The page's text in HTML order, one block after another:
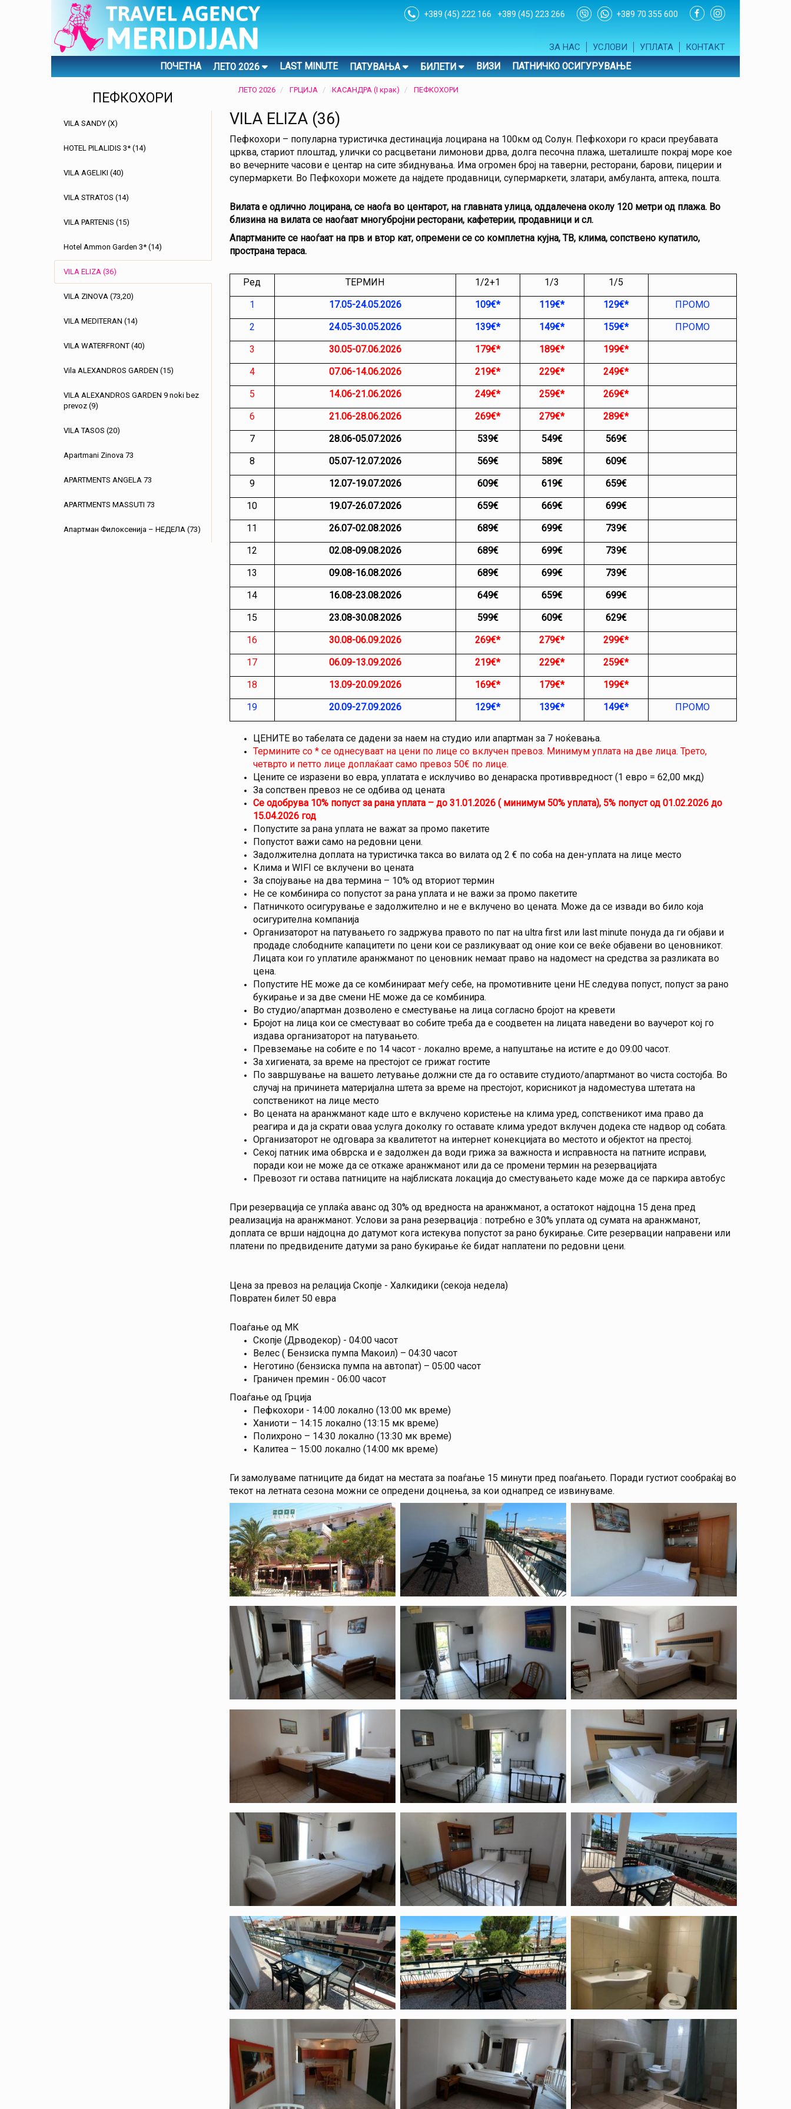
+389 (45) 222 166 +389 (45) 223 266 +389 70 355 600
ЗА НАС УСЛОВИ УПЛАТА
КОНТАКТ
ПОЧЕТНА
ЛЕТО 2026 LAST MINUTE ПАТУВАЊА БИЛЕТИ ВИЗИ ПАТНИЧКО ОСИГУРУВАЊЕ
ПЕФКОХОРИ
VILA SANDY (X)
HOTEL PILALIDIS 3* (14)
VILA AGELIKI (40)
VILA STRATOS (14)
VILA PARTENIS (15)
Hotel Ammon Garden 3* (14)
VILA ELIZA (36)
VILA ZINOVA (73,20)
VILA MEDITERAN (14)
VILA WATERFRONT (40)
Vila ALEXANDROS GARDEN (15)
VILA ALEXANDROS GARDEN 9 noki bez
prevoz (9)
VILA TASOS (20)
Apartmani Zinova 73
APARTMENTS ANGELA 73
APARTMENTS MASSUTI 73
Апартман Филоксенија – НЕДЕЛА (73)
ЛЕТО 2026 ГРЦИЈА КАСАНДРА (I крак) ПЕФКОХОРИ
VILA ELIZA (36)
Пефкохори – популарна туристичка дестинација лоцирана на 100км од Солун. Пефкохори го краси преубавата
црква, стариот плоштад, улички со расцветани лимонови дрва, долга песочна плажа, шеталиште покрај море кое
во вечерните часови е центар на сите збиднувања. Има огромен број на таверни, ресторани, барови, пицерии и
супермаркети. Во Пефкохори можете да најдете продавници, супермаркети, златари, амбуланта, аптека, пошта.
Вилата е одлично лоцирана, се наоѓа во центарот, на главната улица, оддалечена околу 120 метри од плажа. Во
близина на вилата се наоѓаат многубројни ресторани, кафетерии, продавници и сл.
Апартманите се наоѓаат на прв и втор кат, опремени се со комплетна кујна, ТВ, клима, сопствено купатило,
пространа тераса.
Ред ТЕРМИН 1/2+1 1/3
1/5
1
17.05-24.05.2026 109€* 119€* 129€*
ПРОМО
2
24.05-30.05.2026 139€* 149€* 159€*
ПРОМО
3
30.05-07.06.2026 179€* 189€*
199€*
4
07.06-14.06.2026 219€* 229€*
249€*
5
14.06-21.06.2026 249€* 259€*
269€*
6
21.06-28.06.2026 269€* 279€*
289€*
7
28.06-05.07.2026 539€ 549€ 569€
8
05.07-12.07.2026 569€ 589€
609€
9
12.07-19.07.2026 609€ 619€
659€
10
19.07-26.07.2026 659€ 669€
699€
11
26.07-02.08.2026 689€ 699€
739€
12
02.08-09.08.2026 689€ 699€
739€
13
09.08-16.08.2026 689€ 699€
739€
14
16.08-23.08.2026 649€ 659€
699€
15
23.08-30.08.2026 599€ 609€
629€
16
30.08-06.09.2026 269€* 279€* 299€*
17
06.09-13.09.2026 219€* 229€*
259€*
18
13.09-20.09.2026 169€* 179€*
199€*
19
20.09-27.09.2026 129€* 139€* 149€* ПРОМО
ЦЕНИТЕ во табелата се дадени за наем на студио или апартман за 7 ноќевања.
Термините со * се однесуваат на цени по лице со вклучен превоз. Минимум уплата на две лица. Трето,
четврто и петто лице доплаќаат само превоз 50€ по лице.
Цените се изразени во евра, уплатата е исклучиво во денараска противвредност (1 евро = 62,00 мкд)
За сопствен превоз не се одбива од цената
Се одобрува 10% попуст за рана уплата – до 31.01.2026 ( минимум 50% уплата), 5% попуст од 01.02.2026 до
15.04.2026 год
Попустите за рана уплата не важат за промо пакетите
Попустот важи само на редовни цени.
Задолжителна доплата на туристичка такса во вилата од 2 € по соба на ден-уплата на лице место
Клима и WIFI се вклучени во цената
За спојување на два термина – 10% од вториот термин
Не се комбинира со попустот за рана уплата и не важи за промо пакетите
Патничкото осигурување е задолжително и не е вклучено во цената. Може да се извади во било која
осигурителна компанија
Организаторот на патувањето го задржува правото по пат на ultra first или last minute понуда да ги објави и
продаде слободните капацитети по цени кои се разликуваат од оние кои се веќе објавени во ценовникот.
Лицата кои го уплатиле аранжманот по ценовник немаат право на надомест на средства за разликата во
цена.
Попустите НЕ можe да се комбинираат меѓу себе, на промотивните цени НЕ следува попуст, попуст за рано
букирање и за две смени НЕ може да се комбинира.
Во студио/апартман дозволено е сместување на лица согласно бројот на кревети
Бројот на лица кои се сместуваат во собите треба да е соодветен на лицата наведени во ваучерот кој го
издава организаторот на патувањето.
Превземање на собите е по 14 часот - локално време, а напуштање на истите е до 09:00 часот.
За хигиената, за време на престојот се грижат гостите
По завршување на вашето летување должни сте да го оставите студиото/апартманот во чиста состојба. Во
случај на причинета материјална штета за време на престојот, корисникот ја надоместува штетата на
сопственикот на лице место
Во цената на аранжманот каде што е вклучено користење на клима уред, сопственикот има право да
реагира и да ја скрати оваа услуга доколку го оставате клима уредот вклучен додека сте надвор од собата.
Организаторот не одговара за квалитетот на интернет конекцијата во местото и објектот на престој.
Секој патник има обврска и е задолжен да води грижа за важноста и исправноста на патните исправи,
поради кои не можe да се откаже аранжманот или да се промени термин на резервацијата
Превозот ги остава патниците на најблиската локација до сместувањето каде може да се паркира автобус
При резервација се уплаќа аванс од 30% од вредноста на аранжманот, а остатокот најдоцна 15 дена пред
реализација на аранжманот. Услови за рана резервација : потребно е 30% уплата од сумата на аранжманот,
доплата се врши најдоцна до датумот кога истекува попустот за рано букирање. Сите резервации направени или
платени по предвидените датуми за рано букирање ќе бидат наплатени по редовни цени.
Цена за превоз на релација Скопје - Халкидики (секоја недела)
Повратен билет 50 евра
Поаѓање од МК
Скопје (Дрводекор) - 04:00 часот
Велес ( Бензиска пумпа Макоил) – 04:30 часот
Неготино (бензиска пумпа на автопат) – 05:00 часот
Граничен премин - 06:00 часот
Поаѓање од Грција
Пефкохори - 14:00 локално (13:00 мк време)
Ханиоти – 14:15 локално (13:15 мк време)
Полихроно – 14:30 локално (13:30 мк време)
Калитеа – 15:00 локално (14:00 мк време)
Ги замолуваме патниците да бидат на местата за поаѓање 15 минути пред поаѓањето. Поради густиот сообраќај во
текот на летната сезона можни се опредени доцнења, за кои однапред се извинуваме.